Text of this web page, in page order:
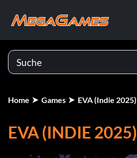
Home Games EVA (Indie 2025)
EVA (INDIE 2025)